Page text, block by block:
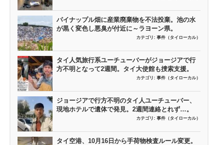
パイナップル畑に産業廃棄物を不法投棄。池の水
が黒く変色し悪臭が付近に～ラヨーン県。
カテゴリ: 事件（タイローカル）
タイ人気旅行系ユーチューバーがジョージアで行
方不明となって2週間。タイ大使館も捜索支援。
カテゴリ: 事件（タイローカル）
ジョージアで行方不明のタイ人ユーチューバー、
現地ホテルで遺体で発見。2週間連絡とれず…。
カテゴリ: 事件（タイローカル）
タイ空港、10月16日から手荷物検査ルール変更。